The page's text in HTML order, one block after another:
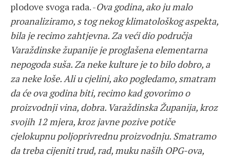
plodove svoga rada. -Ova godina, ako ju malo
proanaliziramo, s tog nekog klimatološkog aspekta,
bila je recimo zahtjevna. Za veći dio područja
Varaždinske županije je proglašena elementarna
nepogoda suša. Za neke kulture je to bilo dobro, a
za neke loše. Ali u cjelini, ako pogledamo, smatram
da će ova godina biti, recimo kad govorimo o
proizvodnji vina, dobra. Varaždinska Županija, kroz
svojih 12 mjera, kroz javne pozive potiče
cjelokupnu poljoprivrednu proizvodnju. Smatramo
da treba cijeniti trud, rad, muku naših OPG-ova,